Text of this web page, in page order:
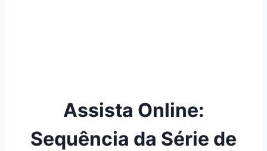
Assista Online:
Sequência da Série de